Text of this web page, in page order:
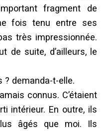
fragment de
fois tenu entre ses
très impressionnée.
de suite, d’ailleurs, le
? demanda-t-elle.
connus. C’étaient
intérieur. En outre, ils
âgés que moi. Ils